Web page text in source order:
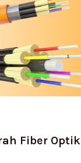
Fiber Optik